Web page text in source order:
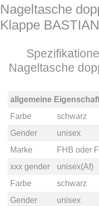
Nageltasche
Klappe
Nageltasche
allgemeine
Farbe
schwarz
Gender
unisex
Marke
FHB oder
xxx gender
unisex(Af)
Farbe
schwarz
Gender
unisex